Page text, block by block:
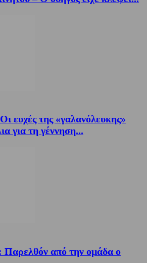
ευχές της «γαλανόλευκης»
για τη γέννηση...
Παρελθόν από την ομάδα ο